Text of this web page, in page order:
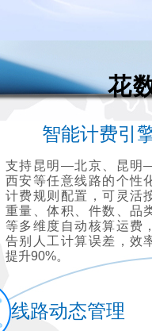
花
智能计费引
支持昆明—北京、昆明
西安等任意线路的个性
计费规则配置，可灵活
重量、体积、件数、品
等多维度自动核算运费，
告别人工计算误差，效
提升90%。
线路动态管理